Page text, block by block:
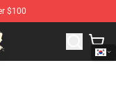
$100
Store for Anime Fans